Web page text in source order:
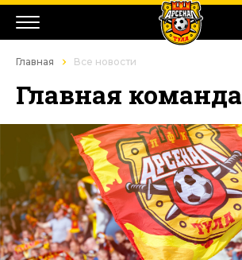
Главная Все новости
Главная команда